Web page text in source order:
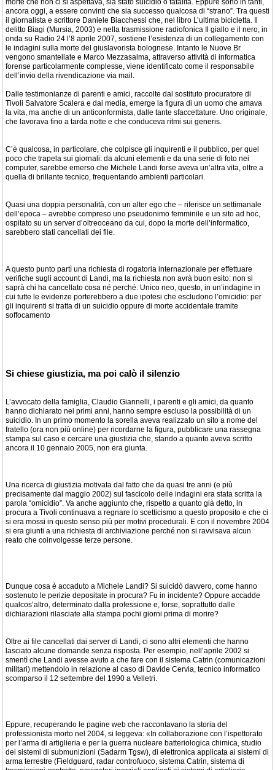
morte che non ci si aspettava, sia stato suicidio o fatalità. Eppure sono in tanti,
ancora oggi, a essere convinti che sia successo qualcosa di “strano”. Tra questi
il giornalista e scrittore Daniele Biacchessi che, nel libro L’ultima bicicletta. Il
delitto Biagi (Mursia, 2003) e nella trasmissione radiofonica Il giallo e il nero, in
onda su Radio 24 l’8 aprile 2007, sostiene l’esistenza di un collegamento con
le indagini sulla morte del giuslavorista bolognese. Intanto le Nuove Br
vengono smantellate e Marco Mezzasalma, attraverso attività di informatica
forense particolarmente complesse, viene identificato come il responsabile
dell’invio della rivendicazione via mail.
Dalle testimonianze di parenti e amici, raccolte dal sostituto procuratore di
Tivoli Salvatore Scalera e dai media, emerge la figura di un uomo che amava
la vita, ma anche di un anticonformista, dalle tante sfaccettature. Uno originale,
che lavorava fino a tarda notte e che conduceva ritmi sui generis.
C’è qualcosa, in particolare, che colpisce gli inquirenti e il pubblico, per quel
poco che trapela sui giornali: da alcuni elementi e da una serie di foto nei
computer, sarebbe emerso che Michele Landi forse aveva un’altra vita, oltre a
quella di brillante tecnico, frequentando ambienti particolari.
Quasi una doppia personalità, con un alter ego che – riferisce un settimanale
dell’epoca – avrebbe compreso uno pseudonimo femminile e un sito ad hoc,
ospitato su un server d’oltreoceano da cui, dopo la morte dell’informatico,
sarebbero stati cancellati dei file.
A questo punto partì una richiesta di rogatoria internazionale per effettuare
verifiche sugli account di Landi, ma la richiesta non avrà buon esito: non si
saprà chi ha cancellato cosa né perché. Unico neo, questo, in un’indagine in
cui tutte le evidenze porterebbero a due ipotesi che escludono l’omicidio: per
gli inquirenti si tratta di un suicidio oppure di morte accidentale tramite
soffocamento
Si chiese giustizia, ma poi calò il silenzio
L’avvocato della famiglia, Claudio Giannelli, i parenti e gli amici, da quanto
hanno dichiarato nei primi anni, hanno sempre escluso la possibilità di un
suicidio. In un primo momento la sorella aveva realizzato un sito a nome del
fratello (ora non più online) per ricordarne la figura, pubblicare una rassegna
stampa sul caso e cercare una giustizia che, stando a quanto aveva scritto
ancora il 10 gennaio 2005, non era giunta.
Una ricerca di giustizia motivata dal fatto che da quasi tre anni (e più
precisamente dal maggio 2002) sul fascicolo delle indagini era stata scritta la
parola “omicidio”. Va anche aggiunto che, rispetto a quanto già detto, in
procura a Tivoli continuava a regnare lo scetticismo a questo proposito e che ci
si era mossi in questo senso più per motivi procedurali. E con il novembre 2004
si era giunti a una richiesta di archiviazione perché non si ravvisava alcun
reato che coinvolgesse terze persone.
Dunque cosa è accaduto a Michele Landi? Si suicidò davvero, come hanno
sostenuto le perizie depositate in procura? Fu in incidente? Oppure accadde
qualcos’altro, determinato dalla professione e, forse, soprattutto dalle
dichiarazioni rilasciate alla stampa pochi giorni prima di morire?
Oltre ai file cancellati dai server di Landi, ci sono altri elementi che hanno
lasciato alcune domande senza risposta. Per esempio, nell’aprile 2002 si
smentì che Landi avesse avuto a che fare con il sistema Catrin (comunicazioni
militari) mettendolo in relazione al caso di Davide Cervia, tecnico informatico
scomparso il 12 settembre del 1990 a Velletri.
Eppure, recuperando le pagine web che raccontavano la storia del
professionista morto nel 2004, si leggeva: «In collaborazione con l’ispettorato
per l’arma di artiglieria e per la guerra nucleare batteriologica chimica, studio
dei sistemi di submunizioni (Sadarm Tgsw), di elettronica applicata ai sistemi di
arma terrestre (Fieldguard, radar controfuoco, sistema Catrin, sistema di